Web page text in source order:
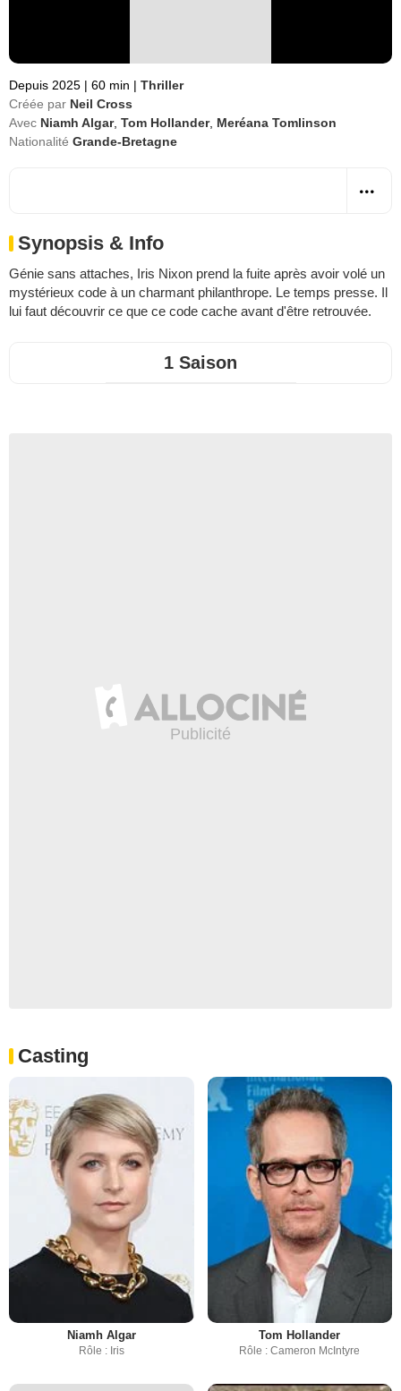
Depuis 2025 | 60 min | Thriller
Créée par Neil Cross
Avec Niamh Algar, Tom Hollander, Meréana Tomlinson
Nationalité Grande-Bretagne
Synopsis & Info
Génie sans attaches, Iris Nixon prend la fuite après avoir volé un
mystérieux code à un charmant philanthrope. Le temps presse. Il
lui faut découvrir ce que ce code cache avant d'être retrouvée.
1 Saison
Casting
Niamh Algar
Rôle : Iris
Tom Hollander
Rôle : Cameron McIntyre